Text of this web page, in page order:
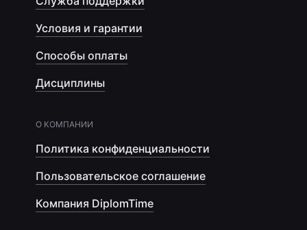
Условия и гарантии
Способы оплаты
Дисциплины
О КОМПАНИИ
Политика конфиденциальности
Пользовательское соглашение
Компания DiplomTime